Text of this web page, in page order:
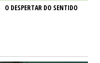
O DESPERTAR DO SENTIDO